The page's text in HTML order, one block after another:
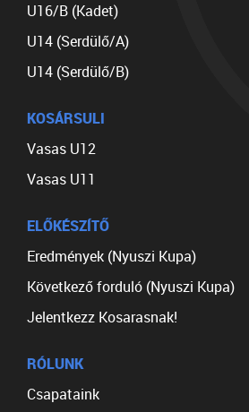
U16/B (Kadet)
U14 (Serdülő/A)
U14 (Serdülő/B)
KOSÁRSULI
Vasas U12
Vasas U11
ELŐKÉSZÍTŐ
Eredmények (Nyuszi Kupa)
Következő forduló (Nyuszi Kupa)
Jelentkezz Kosarasnak!
RÓLUNK
Csapataink